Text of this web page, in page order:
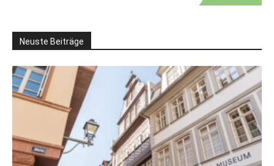
Neuste Beiträge